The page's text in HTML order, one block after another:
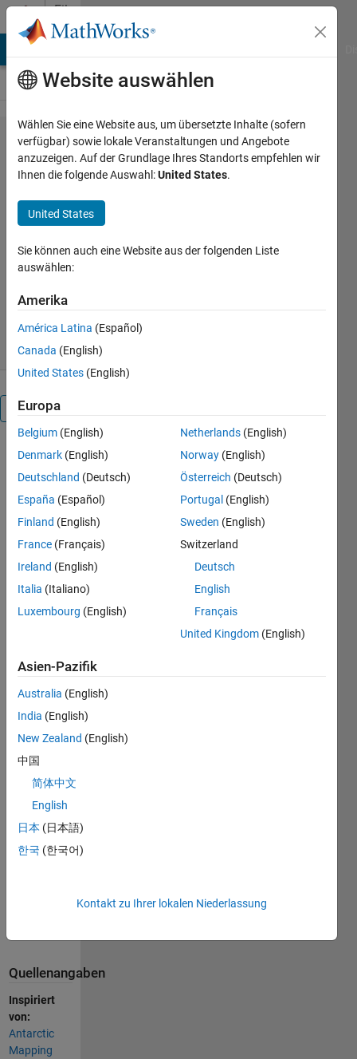
Weiter zum Inhalt
File
Exchange
ICPcampaign
Returns UTIG ICECAP field seasons
Chad Greene
269 Downloads
30. Okt 2015
Überblick
This
simply
returns
University of
Austin
Institute for
Geophysics
aerogeophysical
any given
input times.
Zitieren
als
Chad Greene
(2026).
ICPcampaign
icpcampaign),
MATLAB
Quellenangaben
Inspiriert
von:
Antarctic
Mapping
Website auswählen
Wählen Sie eine Website aus, um übersetzte Inhalte (sofern
verfügbar) sowie lokale Veranstaltungen und Angebote
anzuzeigen. Auf der Grundlage Ihres Standorts empfehlen wir
Ihnen die folgende Auswahl:United States.
United States
Sie können auch eine Website aus der folgenden Liste
auswählen:
Amerika
América Latina (Español)
Canada (English)
United States (English)
Europa
Belgium (English)
Denmark (English)
Deutschland (Deutsch)
España (Español)
Finland (English)
France (Français)
Ireland (English)
Italia (Italiano)
Luxembourg (English)
Netherlands (English)
Norway (English)
Österreich (Deutsch)
Portugal (English)
Sweden (English)
Switzerland
Deutsch
English
Français
United Kingdom (English)
Asien-Pazifik
Australia (English)
India (English)
New Zealand (English)
中国
简体中文
English
日本 (日本語)
한국 (한국어)
Kontakt zu Ihrer lokalen Niederlassung